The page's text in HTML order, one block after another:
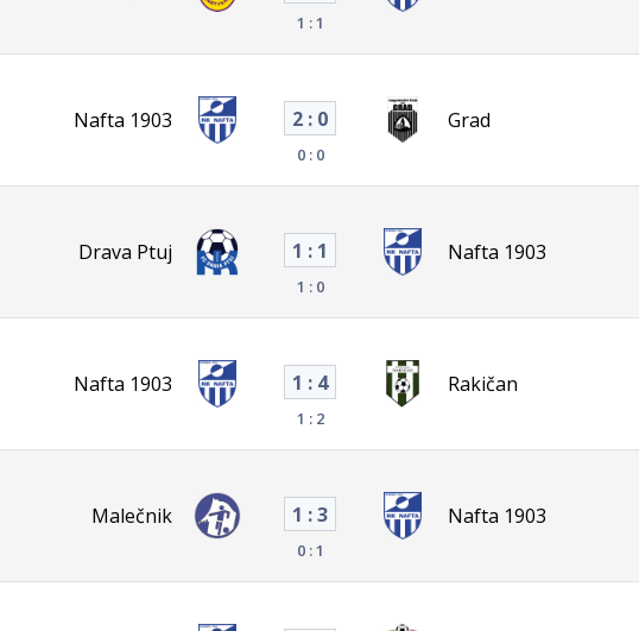
1 : 1
Nafta 1903 2 : 0
0 : 0
Grad
Drava Ptuj 1 : 1
1 : 0
Nafta 1903
Nafta 1903 1 : 4
1 : 2
Rakičan
Malečnik 1 : 3
0 : 1
Nafta 1903